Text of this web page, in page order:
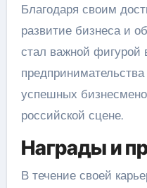
Благодаря своим
развитие бизнеса и
стал важной фигурой
успешных
российской сцене.
Награды и
В течение своей